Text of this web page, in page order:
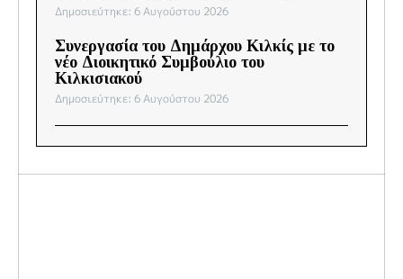
Δημοσιεύτηκε: 6 Αυγούστου 2026
Συνεργασία του Δημάρχου Κιλκίς με το
νέο Διοικητικό Συμβούλιο του
Κιλκισιακού
Δημοσιεύτηκε: 6 Αυγούστου 2026